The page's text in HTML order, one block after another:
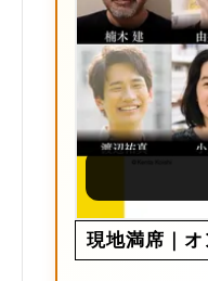
現地満席｜